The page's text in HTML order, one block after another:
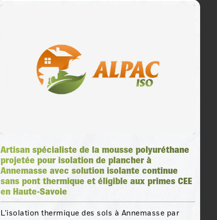
Artisan spécialiste de la mousse polyuréthane
projetée pour isolation de plancher à
Annemasse avec solution isolante continue
sans pont thermique et éligible aux primes CEE
en Haute-Savoie
L'isolation thermique des sols à Annemasse par